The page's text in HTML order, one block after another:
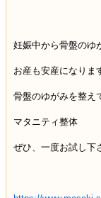
妊娠中から骨盤のゆ
お産も安産になりま
骨盤のゆがみを整え
マタニティ整体
ぜひ、一度お試し下